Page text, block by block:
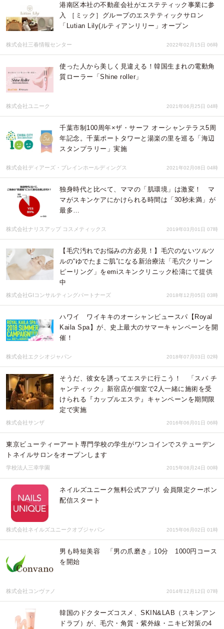
港南区本社の不動産会社がエステティック事業に参
入 ［ミック］グループのエステティックサロン
「Lutian Lily(ルティアンリリー」オープン
株式会社三春情報センター 2022年02月15日 06時
使った人から美しく見違える！韓国生まれの電動角
質ローラー「Shine roller」
株式会社ユニーク 2021年06月25日 04時
千葉市制100周年×ザ・サーフ オーシャンテラス5周
年記念。千葉ポートタワーと湯楽の里を巡る「海辺
スタンプラリー」実施
株式会社ディアーズ・ブレインホールディングス 2021年02月08日 04時
独身時代と比べて、ママの「肌環境」は激変！ マ
マがスキンケアにかけられる時間は「30秒未満」が
最多…
株式会社ナリスアップ コスメティックス 2019年03月01日 07時
【毛穴汚れでお悩みの方必見！】毛穴のないツルツ
ルの“ゆでたまご肌”になる新治療法「毛穴クリーン
ピーリング」をemiスキンクリニック松濤にて提供
中
株式会社GIコンサルティングパートナーズ 2018年12月05日 03時
ハワイ ワイキキのオーシャンビュースパ【Royal
Kaila Spa】が、史上最大のサマーキャンペーンを開
催！
株式会社エクシオジャパン 2018年07月03日 02時
そうだ、彼女を誘ってエステに行こう！ 「スパ チ
ャンティック」新宿店が個室で2人一緒に施術を受
けられる『カップルエステ』キャンペーンを期間限
定で実施
株式会社サンザ 2016年06月01日 06時
東京ビューティーアート専門学校の学生がワンコインでステューデン
トネイルサロンをオープンします
学校法人三幸学園 2015年08月24日 00時
ネイルズユニーク無料公式アプリ 会員限定クーポン
配信スタート
株式会社ネイルズユニークオブジャパン 2015年06月02日 01時
男も時短美容 「男の爪磨き」10分 1000円コース
を開始
株式会社コンヴァノ 2014年12月12日 07時
韓国のドクターズコスメ、SKIN&LAB（スキンアン
ドラブ）が、毛穴・角質・紫外線・ニキビ対策の4